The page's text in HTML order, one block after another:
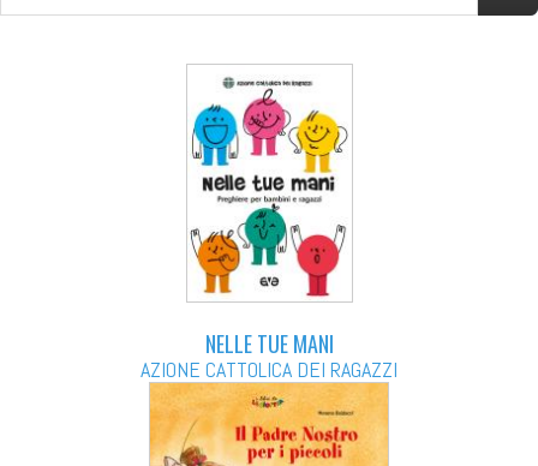
NELLE TUE MANI
AZIONE CATTOLICA DEI RAGAZZI